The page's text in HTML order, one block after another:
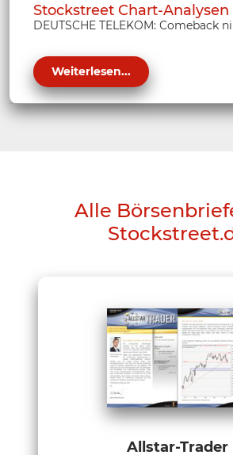
Stockstreet Chart-Analysen
DEUTSCHE TELEKOM: Comeback
Weiterlesen...
Alle
Allstar-Trader